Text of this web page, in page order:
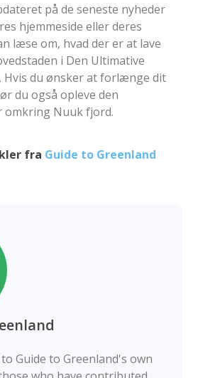
på de seneste nyheder
hjemmeside eller deres
læse om, hvad der er at lave
i Den Ultimative
Hvis du ønsker at forlænge dit
du også opleve den
Nuuk fjord.
fra Guide to Greenland
Guide to Greenland's own